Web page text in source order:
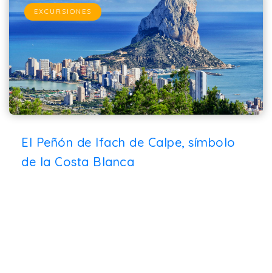
EXCURSIONES
El Peñón de Ifach de Calpe, símbolo
de la Costa Blanca